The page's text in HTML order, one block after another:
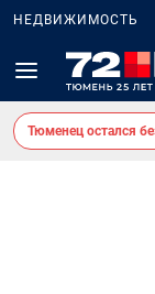
НЕДВИЖИМОСТЬ
Тюменец остался